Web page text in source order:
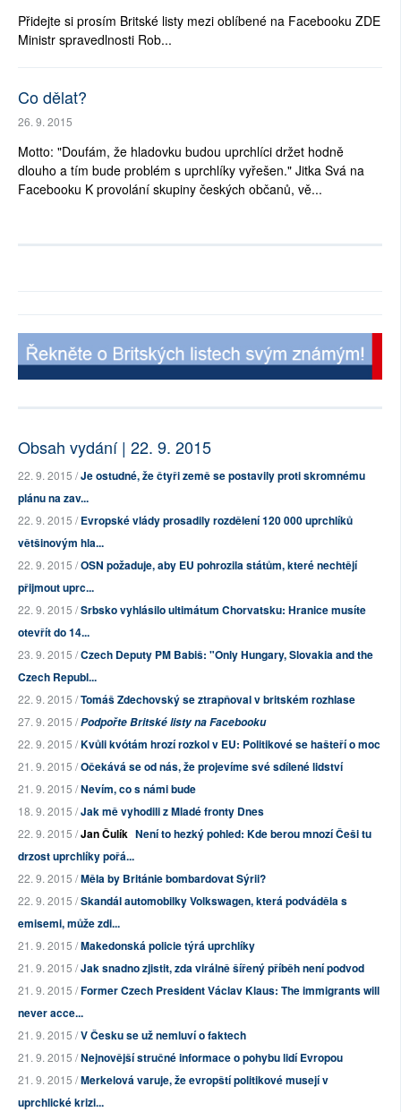
Přidejte si prosím Britské listy mezi oblíbené na Facebooku ZDE
Ministr spravedlnosti Rob...
Co dělat?
26. 9. 2015
Motto: "Doufám, že hladovku budou uprchlíci držet hodně
dlouho a tím bude problém s uprchlíky vyřešen." Jitka Svá na
Facebooku K provolání skupiny českých občanů, vě...
Obsah vydání | 22. 9. 2015
22. 9. 2015 /Je ostudné, že čtyři země se postavily proti skromnému
plánu na zav...
22. 9. 2015 /Evropské vlády prosadily rozdělení 120 000 uprchlíků
většinovým hla...
22. 9. 2015 /OSN požaduje, aby EU pohrozila státům, které nechtějí
přijmout uprc...
22. 9. 2015 /Srbsko vyhlásilo ultimátum Chorvatsku: Hranice musíte
otevřít do 14...
23. 9. 2015 /Czech Deputy PM Babiš: "Only Hungary, Slovakia and the
Czech Republ...
22. 9. 2015 /Tomáš Zdechovský se ztrapňoval v britském rozhlase
27. 9. 2015 /Podpořte Britské listy na Facebooku
22. 9. 2015 /Kvůli kvótám hrozí rozkol v EU: Politikové se hašteří o moc
21. 9. 2015 /Očekává se od nás, že projevíme své sdílené lidství
21. 9. 2015 /Nevím, co s námi bude
18. 9. 2015 /Jak mě vyhodili z Mladé fronty Dnes
22. 9. 2015 /Jan Čulík Není to hezký pohled: Kde berou mnozí Češi tu
drzost uprchlíky pořá...
22. 9. 2015 /Měla by Británie bombardovat Sýrii?
22. 9. 2015 /Skandál automobilky Volkswagen, která podváděla s
emisemi, může zdi...
21. 9. 2015 /Makedonská policie týrá uprchlíky
21. 9. 2015 /Jak snadno zjistit, zda virálně šířený příběh není podvod
21. 9. 2015 /Former Czech President Václav Klaus: The immigrants will
never acce...
21. 9. 2015 /V Česku se už nemluví o faktech
21. 9. 2015 /Nejnovější stručné informace o pohybu lidí Evropou
21. 9. 2015 /Merkelová varuje, že evropští politikové musejí v
uprchlické krizi...